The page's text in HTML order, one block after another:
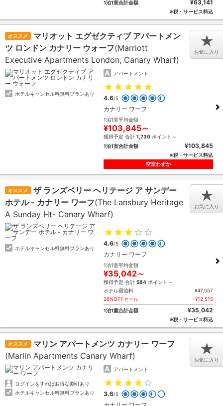
1泊1室合計金額 ¥63,141
※税・サービス料込
オススメ
マリオット エグゼクティブ アパートメン
ツ ロンドン カナリー ウォーフ(Marriott
Executive Apartments London, Canary Wharf)
ホテルキャンセル料無料プランあり
アパートメント
4.6/5
カナリー ワーフ
1泊1室平均金額
¥103,845～
獲得予定 合計 1,730 ポイント～
1泊1室合計金額
¥103,845
※税・サービス料込
空室わずか
★
お気に入り
オススメ
ザ ランズベリー ヘリテージ ア サンデー
ホテル - カナリー ワーフ(The Lansbury Heritage
A Sunday Ht- Canary Wharf)
ホテルキャンセル料無料プランあり
4.6/5
カナリー ワーフ
1泊1室平均金額
¥35,042～
獲得予定 合計 584 ポイント～
ホテル宿泊料
¥47,557
26%OFFセール
-¥12,515
1泊1室合計金額
¥35,042
※税・サービス料込
★
お気に入り
オススメ
マリン アパートメンツ カナリー ワーフ
(Marlin Apartments Canary Wharf)
ログインをすればお得な割引あり
ホテルキャンセル料無料プランあり
アパートメント
3.6/5
★
お気に入り